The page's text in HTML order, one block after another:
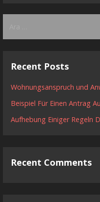
Recent Posts
Wohnungsanspruch und
Beispiel Für Einen Antrag
Aufhebung Einiger Regeln
Recent Comments